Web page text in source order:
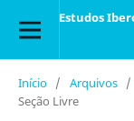
Estudos
Início / Arquivos /
Seção Livre